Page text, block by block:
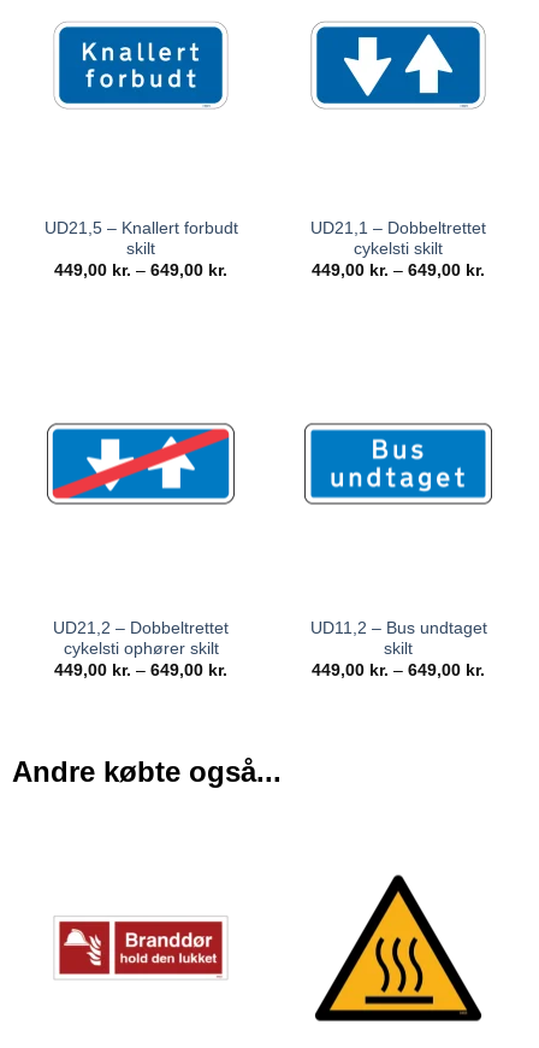
UD21,5 – Knallert forbudt
skilt
449,00 kr. – 649,00 kr.
UD21,1 – Dobbeltrettet
cykelsti skilt
449,00 kr. – 649,00 kr.
UD21,2 – Dobbeltrettet
cykelsti ophører skilt
449,00 kr. – 649,00 kr.
UD11,2 – Bus undtaget
skilt
449,00 kr. – 649,00 kr.
Andre købte også...